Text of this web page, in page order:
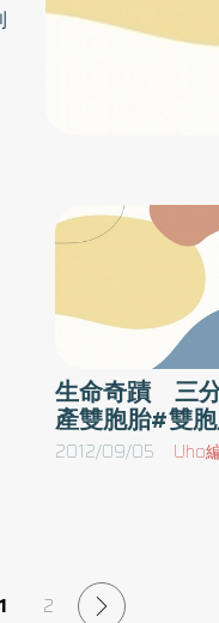
因無法再懷孕，中醫稱
經懷孕過，醫師發現病
越來越多女性面臨高齡
不孕頻率。3大問題阻擋
官／如骨盆腔發炎、子
輸卵管阻塞等也可能導
阻的情況下，他們無法
，或者是受精卵無法通
。良性子宮腔瘜肉或子
孕症原因，它們主要是
早產兒情況，甚至增加畸
生命奇蹟 三
產雙胞胎#雙
2012/09/05 Uho
1 2